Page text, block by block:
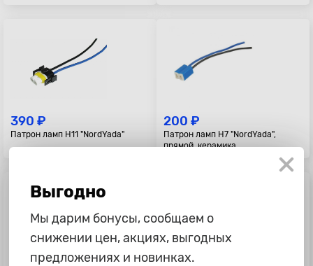
390 ₽
Патрон ламп H11 "NordYada"
200 ₽
Патрон ламп H7 "NordYada",
прямой, керамика
Выгодно
Мы дарим бонусы, сообщаем о
снижении цен, акциях, выгодных
предложениях и новинках.